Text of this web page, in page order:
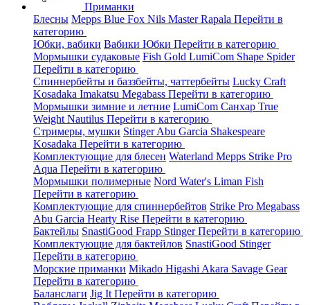
Приманки
Блесны Mepps Blue Fox Nils MasterRapala Перейти в
категорию
Юбки, вабики Вабики Юбки Перейти в категорию
Мормышки судаковые Fish Gold LumiCom Shape Spider
Перейти в категорию
Спиннербейты и баззбейты, чаттербейты Lucky Craft
Kosadaka Imakatsu Megabass Перейти в категорию
Мормышки зимние и летние LumiCom Санхар True
Weight Nautilus Перейти в категорию
Стримеры, мушки StingerAbu Garcia Shakespeare
Kosadaka Перейти в категорию
Комплектующие для блесен Waterland Mepps Strike Pro
Aqua Перейти в категорию
Мормышки полимерные Nord Water's Liman Fish
Перейти в категорию
Комплектующие для спиннербейтов Strike Pro Megabass
Abu Garcia Hearty Rise Перейти в категорию
Бактейлы SnastiGood Frapp StingerПерейти в категорию
Комплектующие для бактейлов SnastiGood Stinger
Перейти в категорию
Морские приманки Mikado Higashi Akara Savage Gear
Перейти в категорию
Баланслаги Jig It Перейти в категорию